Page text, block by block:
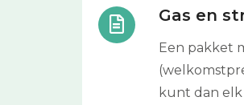
Gas en
Een pakket
kunt dan